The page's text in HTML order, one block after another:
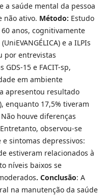
a saúde mental da pessoa
não ativo. Método: Estudo
anos, cognitivamente
e a ILPIs
por entrevistas
15 e FACIT-sp,
em ambiente
apresentou resultado
enquanto 17,5% tiveram
houve diferenças
observou-se
sintomas depressivos:
estiveram relacionados à
níveis baixos se
. Conclusão: A
na manutenção da saúde